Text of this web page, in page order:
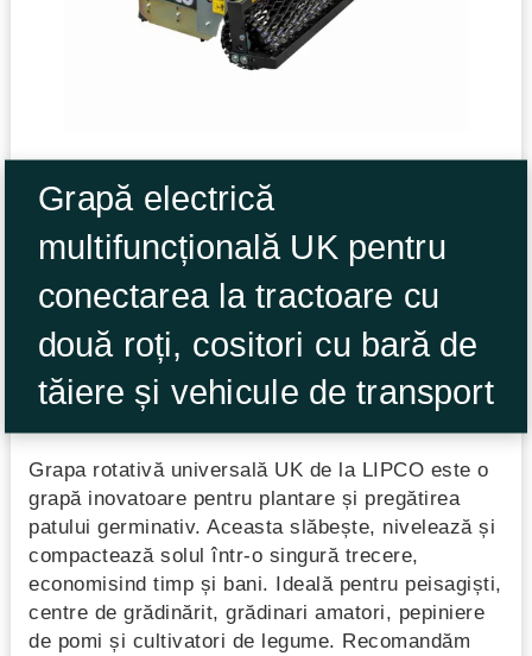
Grapă electrică
multifuncțională UK pentru
conectarea la tractoare cu
două roți, cositori cu bară de
tăiere și vehicule de transport
Grapa rotativă universală UK de la LIPCO este o
grapă inovatoare pentru plantare și pregătirea
patului germinativ. Aceasta slăbește, nivelează și
compactează solul într-o singură trecere,
economisind timp și bani. Ideală pentru peisagiști,
centre de grădinărit, grădinari amatori, pepiniere
de pomi și cultivatori de legume. Recomandăm